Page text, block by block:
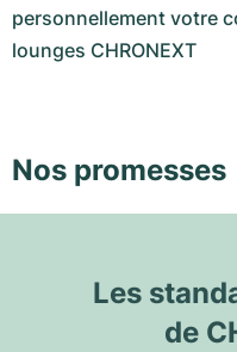
personnellement votre
lounges CHRONEXT
Nos promesses
Les
de